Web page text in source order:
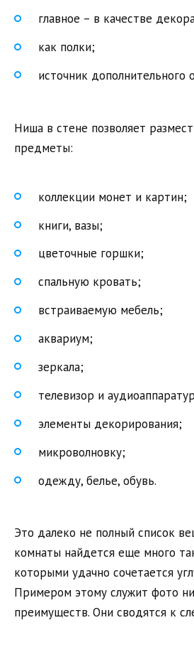
главное – в качестве
как полки;
источник дополнительного
Ниша в стене позволяет
предметы:
коллекции монет и картин;
книги, вазы;
цветочные горшки;
спальную кровать;
встраиваемую мебель;
аквариум;
зеркала;
телевизор и
элементы декорирования;
микроволновку;
одежду, белье, обувь.
Это далеко не полный список
комнаты найдется еще много
которыми удачно сочетается
Примером этому служит фото
преимуществ. Они сводятся к